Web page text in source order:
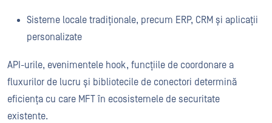
Sisteme locale tradiționale, precum ERP, CRM și aplicații
personalizate
API-urile, evenimentele hook, funcțiile de coordonare a
fluxurilor de lucru și bibliotecile de conectori determină
eficiența cu care MFT în ecosistemele de securitate
existente.